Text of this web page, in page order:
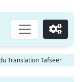
Go
Translation Tafseer